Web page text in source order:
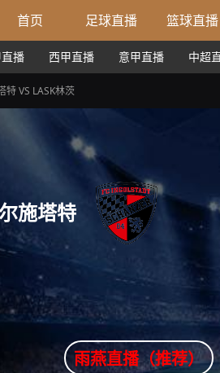
首页 足球直播 篮球直播
播 西甲直播 意甲直播 中超
特 VS LASK林茨
施塔特
雨燕直播（推荐）